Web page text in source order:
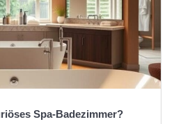
Spa-Badezimmer?